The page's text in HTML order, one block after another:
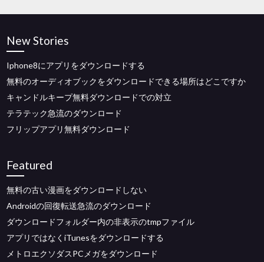
New Stories
Iphone8にアプリをダウンロードする
無料のオーディオブックをダウンロードできる場所はどこですか
キャンドルキープ無料ダウンロードでの対立
テラテック急流のダウンロード
フリップアプリ無料ダウンロード
Featured
無料の古い漫画をダウンロードしない
Androidの回復転送急流のダウンロード
ダウンロードフォルダー内の非表示のtmpファイル
アプリではなくiTunesをダウンロードする
メトロエクソダスPCメガをダウンロード